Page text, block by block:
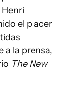
el placer
a la prensa,
The New